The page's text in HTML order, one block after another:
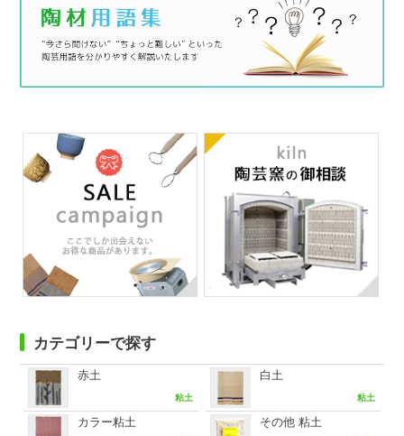
カテゴリーで探す
赤土
粘土
白土
粘土
カラー粘土 その他 粘土